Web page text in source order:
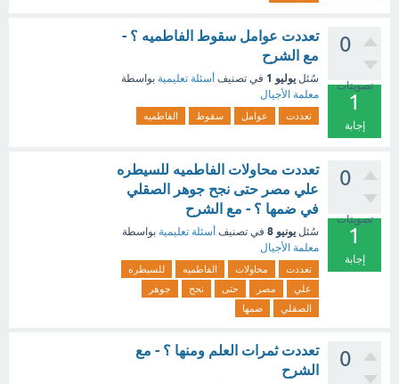
0
تصويتات
1
إجابة
تعددت عوامل سقوط الفاطميه ؟ -
مع الشرح
سُئل يوليو 1 في تصنيف أسئلة تعليمية بواسطة
معلمة الأجيال
تعددت عوامل سقوط الفاطميه
0
تصويتات
1
إجابة
تعددت محاولات الفاطميه للسيطره
علي مصر حتى نجح جوهر الصقلي
في ضمها ؟ - مع الشرح
سُئل يونيو 8 في تصنيف أسئلة تعليمية بواسطة
معلمة الأجيال
تعددت محاولات الفاطميه
للسيطره
علي
مصر حتى نجح
جوهر
الصقلي
ضمها
0
تعددت ثمرات العلم ومنها ؟ - مع
الشرح